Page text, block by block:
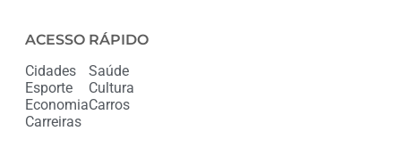
ACESSO RÁPIDO
Cidades
Esporte
Economia
Carreiras
Saúde
Cultura
Carros